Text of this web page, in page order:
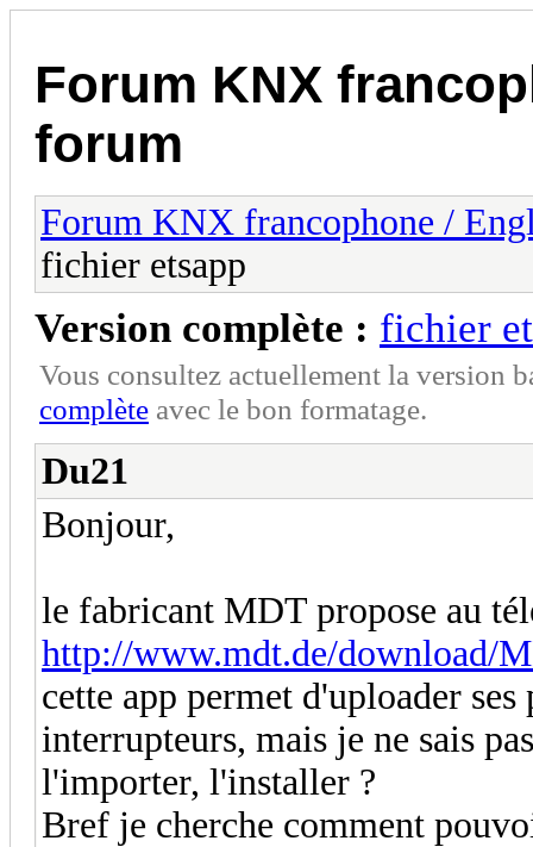
Forum KNX
forum
Forum KNX francophone /
fichier etsapp
Version complète : fichier
Vous consultez actuellement la version
complète avec le bon formatage.
Du21
Bonjour,
le fabricant MDT propose au
http://www.mdt.de/download/
cette app permet d'uploader
interrupteurs, mais je ne sais
l'importer, l'installer ?
Bref je cherche comment